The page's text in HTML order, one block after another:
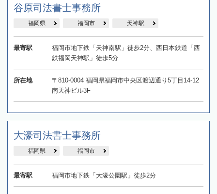
谷原司法書士事務所
福岡県 福岡市 天神駅
最寄駅
福岡市地下鉄「天神南駅」徒歩2分、西日本鉄道「西
鉄福岡天神駅」徒歩5分
所在地
〒810-0004 福岡県福岡市中央区渡辺通り5丁目14-12
南天神ビル3F
大濠司法書士事務所
福岡県 福岡市
最寄駅 福岡市地下鉄「大濠公園駅」徒歩2分